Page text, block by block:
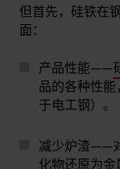
但首先，硅铁在
面：
产品性能——
品的各种性
于电工钢）。
减少炉渣——
化物还原为金